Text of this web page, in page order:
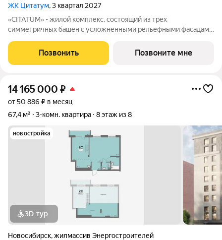
ЖК Цитатум, 3 квартал 2027
«CITATUM» - жилой комплекс, состоящий из трех
симметричных башен с усложненными рельефными фасадами
котором расположится просторное дизайнерское лобби с
консьержем и мягкой зоной ожидания.
Позвонить Позвоните мне
14 165 000 ₽
от 50 886 ₽ в месяц
67,4 м²
3-комн. квартира 8 этаж из 8
новостройка
3D-тур
Новосибирск,жилмассив Энергостроителей